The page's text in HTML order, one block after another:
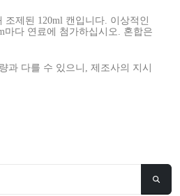
조제된 120ml 캔입니다. 이상적인
마다 연료에 첨가하십시오. 혼합은
과 다를 수 있으니, 제조사의 지시